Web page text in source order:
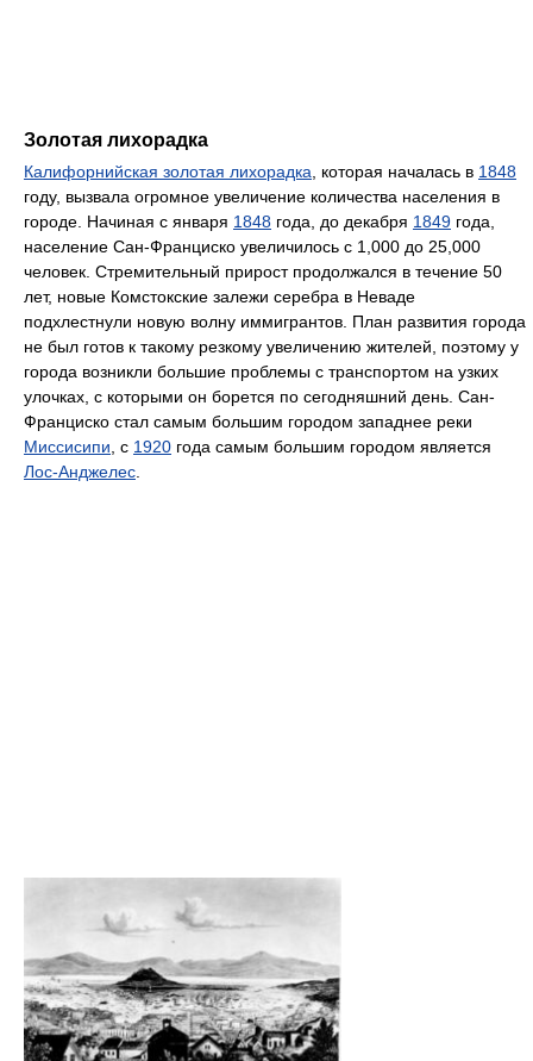
Золотая лихорадка
Калифорнийская золотая лихорадка, которая началась в 1848
году, вызвала огромное увеличение количества населения в
городе. Начиная с января 1848 года, до декабря 1849 года,
население Сан-Франциско увеличилось с 1,000 до 25,000
человек. Стремительный прирост продолжался в течение 50
лет, новые Комстокские залежи серебра в Неваде
подхлестнули новую волну иммигрантов. План развития города
не был готов к такому резкому увеличению жителей, поэтому у
города возникли большие проблемы с транспортом на узких
улочках, с которыми он борется по сегодняшний день. Сан-
Франциско стал самым большим городом западнее реки
Миссисипи, с 1920 года самым большим городом является
Лос-Анджелес.